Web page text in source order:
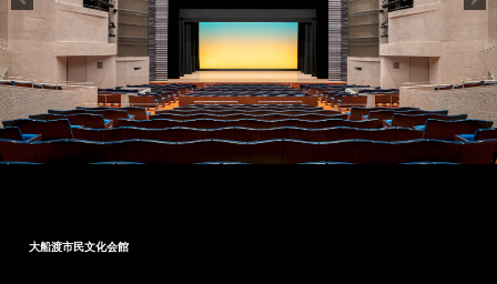
大船渡市民文化会館